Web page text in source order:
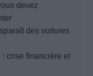
devez
des voitures
crise financière et